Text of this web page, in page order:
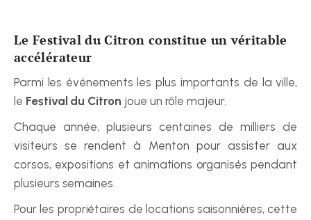
Le Festival du Citron constitue un véritable
accélérateur
Parmi les événements les plus importants de la ville,
le Festival du Citron joue un rôle majeur.
Chaque année, plusieurs centaines de milliers de
visiteurs se rendent à Menton pour assister aux
corsos, expositions et animations organisés pendant
plusieurs semaines.
Pour les propriétaires de locations saisonnières, cette